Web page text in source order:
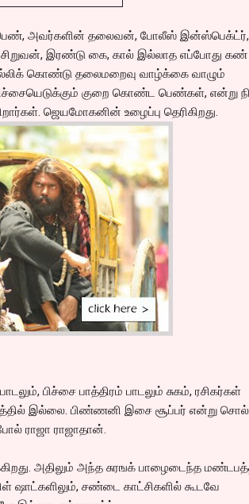
பெண், அவர்களின் தலைவன், போலீஸ்
இரண்டு கை, கால் இல்லாத எப்போது கண்
கொண்டு தலைமறைவு வாழ்க்கை வாழும்
பிச்சையெடுக்கும் குறை கொண்ட பெண்கள், என்று
ஜெயமோகனின் உழைப்பு தெரிகிறது.
பிச்சை பாத்திரம் பாடலும் சுகம், ரசிகர்கள்
இல்லை. பிண்ணனி இசை சூப்பர் என்று
ராஜா ராஜாதான்.
அதிலும் அந்த சுரஙக் பாழைடைந்த
ஷாட்களிலும், சண்டை காட்சிகளில் கூடவே